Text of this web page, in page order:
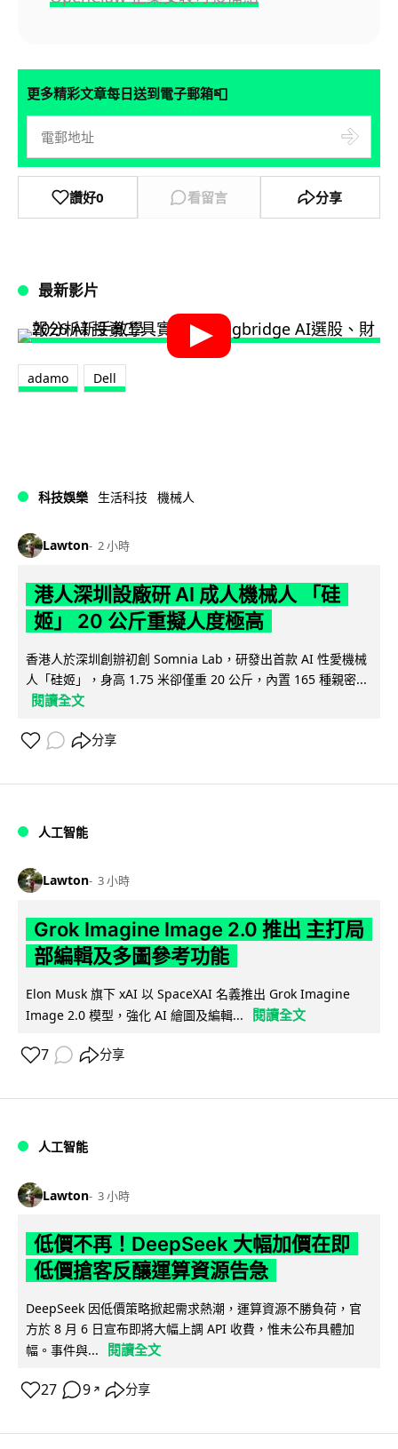
更多精彩文章每日送到電子郵箱📮
讚好0 看留言 分享
最新影片
adamo Dell
科技娛樂 生活科技 機械人
Lawton 2 小時
港人深圳設廠研 AI 成人機械人 「硅
姬」 20 公斤重擬人度極高
香港人於深圳創辦初創 Somnia Lab，研發出首款 AI 性愛機械
人「硅姬」，身高 1.75 米卻僅重 20 公斤，內置 165 種親密...
閱讀全文
分享
人工智能
Lawton 3 小時
Grok Imagine Image 2.0 推出 主打局
部編輯及多圖參考功能
Elon Musk 旗下 xAI 以 SpaceXAI 名義推出 Grok Imagine
Image 2.0 模型，強化 AI 繪圖及編輯...
閱讀全文
7 分享
人工智能
Lawton 3 小時
低價不再！DeepSeek 大幅加價在即
低價搶客反釀運算資源告急
DeepSeek 因低價策略掀起需求熱潮，運算資源不勝負荷，官
方於 8 月 6 日宣布即將大幅上調 API 收費，惟未公布具體加
幅。事件與...
閱讀全文
27 9 ↗ 分享